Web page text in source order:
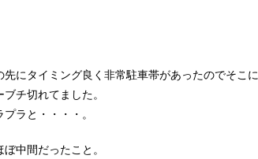
にタイミング良く非常駐車帯があったのでそこに
チ切れてました。
ラと・・・・。
中間だったこと。